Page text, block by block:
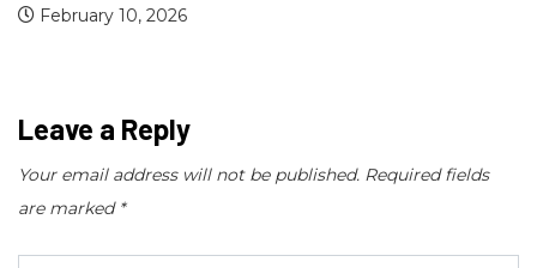
“The Dangerous Seduction” : le nouveau thriller...
Leave a Reply
Your email address will not be published. Required fields
are marked *